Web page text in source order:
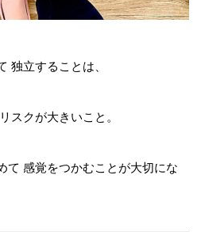
独立することは、
リスクが大きいこと。
て 感覚をつかむことが大切にな